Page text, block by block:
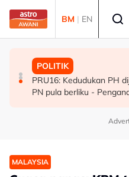
Skip to main content
BM | EN
POLITIK
[TERKINI] 10 ADUN BN-
pentadbiran Negeri
MALAYSIA
MAG wajibkan saringan
Malaysia Airlines
POLITIK
PRU16: Kedudukan PH
PN pula berliku -
MALAYSIA